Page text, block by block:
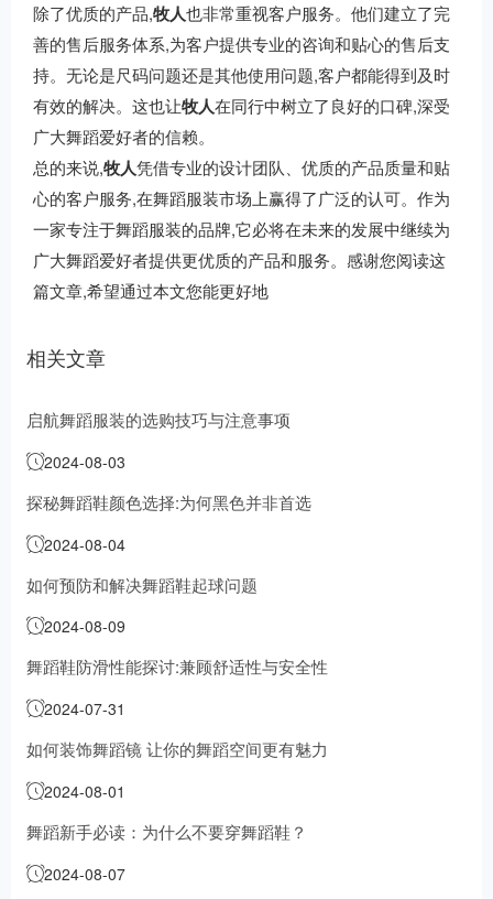
除了优质的产品,牧人也非常重视客户服务。他们建立了完
善的售后服务体系,为客户提供专业的咨询和贴心的售后支
持。无论是尺码问题还是其他使用问题,客户都能得到及时
有效的解决。这也让牧人在同行中树立了良好的口碑,深受
广大舞蹈爱好者的信赖。
总的来说,牧人凭借专业的设计团队、优质的产品质量和贴
心的客户服务,在舞蹈服装市场上赢得了广泛的认可。作为
一家专注于舞蹈服装的品牌,它必将在未来的发展中继续为
广大舞蹈爱好者提供更优质的产品和服务。感谢您阅读这
篇文章,希望通过本文您能更好地
相关文章
启航舞蹈服装的选购技巧与注意事项
2024-08-03
探秘舞蹈鞋颜色选择:为何黑色并非首选
2024-08-04
如何预防和解决舞蹈鞋起球问题
2024-08-09
舞蹈鞋防滑性能探讨:兼顾舒适性与安全性
2024-07-31
如何装饰舞蹈镜 让你的舞蹈空间更有魅力
2024-08-01
舞蹈新手必读：为什么不要穿舞蹈鞋？
2024-08-07